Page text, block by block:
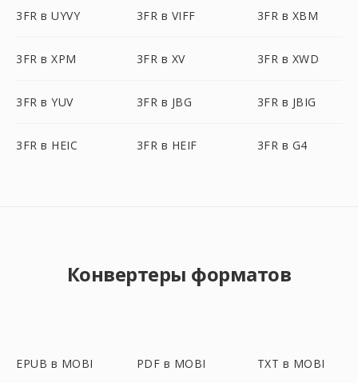
3FR в UYVY 3FR в VIFF 3FR в XBM
3FR в XPM 3FR в XV 3FR в XWD
3FR в YUV 3FR в JBG 3FR в JBIG
3FR в HEIC 3FR в HEIF 3FR в G4
Конвертеры форматов
EPUB в MOBI PDF в MOBI TXT в MOBI